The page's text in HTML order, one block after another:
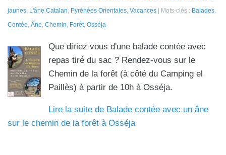
jaunes L'âne Catalan Pyrénées Orientales Vacances Mots-clés : Balades
Contée Âne Chemin Forêt Osséja
Que diriez vous d'une balade contée avec
repas tiré du sac ? Rendez-vous sur le
Chemin de la forêt (à côté du Camping el
Paillès) à partir de 10h à Osséja.
Lire la suite de Balade contée avec un âne
sur le chemin de la forêt à Osséja